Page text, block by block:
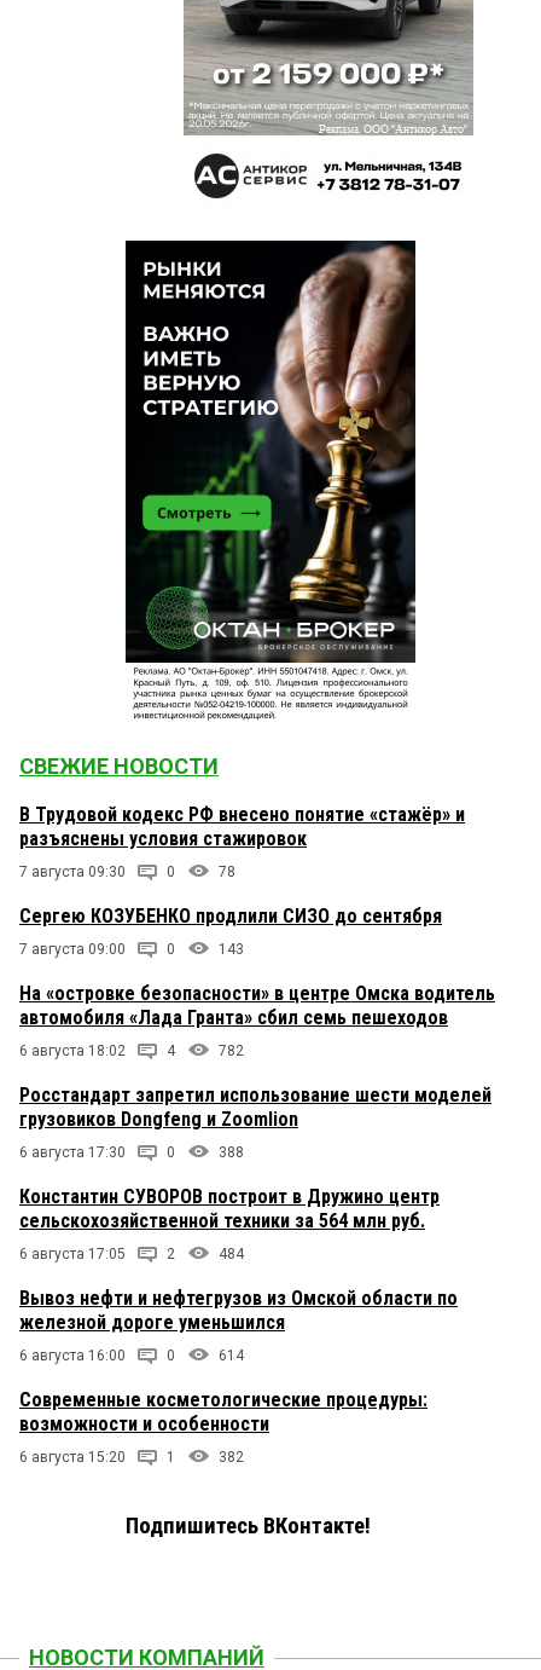
СВЕЖИЕ НОВОСТИ
В Трудовой кодекс РФ внесено понятие «стажёр» и
разъяснены условия стажировок
7 августа 09:30 0 78
Сергею КОЗУБЕНКО продлили СИЗО до сентября
7 августа 09:00 0 143
На «островке безопасности» в центре Омска водитель
автомобиля «Лада Гранта» сбил семь пешеходов
6 августа 18:02 4 782
Росстандарт запретил использование шести моделей
грузовиков Dongfeng и Zoomlion
6 августа 17:30 0 388
Константин СУВОРОВ построит в Дружино центр
сельскохозяйственной техники за 564 млн руб.
6 августа 17:05 2 484
Вывоз нефти и нефтегрузов из Омской области по
железной дороге уменьшился
6 августа 16:00 0 614
Современные косметологические процедуры:
возможности и особенности
6 августа 15:20 1 382
Подпишитесь ВКонтакте!
НОВОСТИ КОМПАНИЙ